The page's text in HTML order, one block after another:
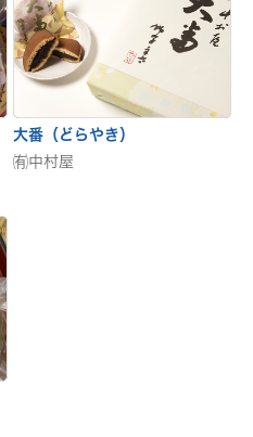
大番（どらやき）
㈲中村屋